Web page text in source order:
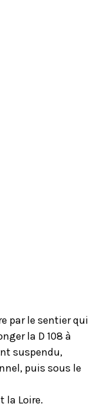
par le sentier qui
la D 108 à
suspendu,
puis sous le
la Loire.